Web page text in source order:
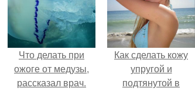
Что делать при
ожоге от медузы,
рассказал врач.
Как сделать кожу
упругой и
подтянутой в